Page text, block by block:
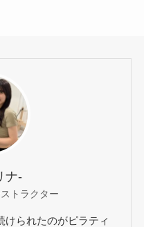
ナ-
トラクター
けられたのがピラティ